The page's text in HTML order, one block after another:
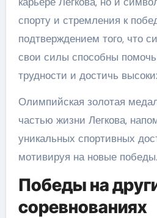
спорту и стремления к
подтверждением того, что
свои силы способны
трудности и достичь
Олимпийская золотая
частью жизни Легкова,
уникальных спортивных
мотивируя на новые победы.
Победы на
соревнованиях